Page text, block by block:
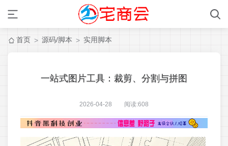
首页 > 源码/脚本 > 实用脚本
一站式图片工具：裁剪、分割与拼图
2026-04-28 阅读:608